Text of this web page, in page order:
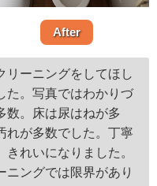
After
リーニングをしてほし
た。写真ではわかりづ
数。床は尿はねが多
れが多数でした。丁寧
れいになりました。
ングでは限界があり